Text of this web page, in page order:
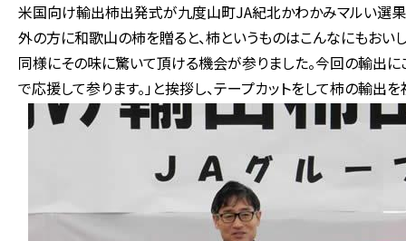
米国向け輸出柿出発式が九度山町JA紀北かわかみマルい選
外の方に和歌山の柿を贈ると、柿というものはこんなにもおい
同様にその味に驚いて頂ける機会が参りました。今回の輸出
で応援して参ります。」と挨拶し、テープカットをして柿の輸出を